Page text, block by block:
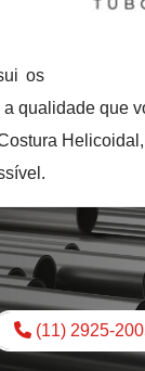
os
qualidade que
(11) 2925-